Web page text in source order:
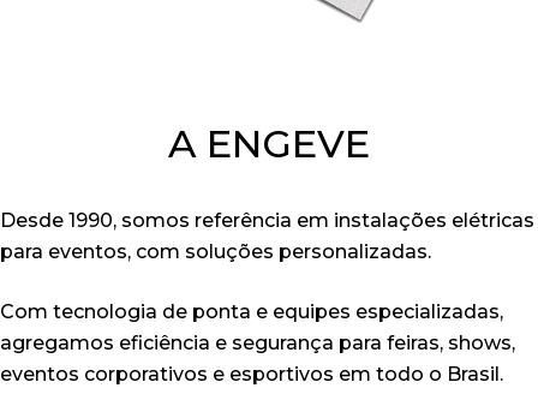
A ENGEVE
Desde 1990, somos referência em instalações elétricas
para eventos, com soluções personalizadas.
Com tecnologia de ponta e equipes especializadas,
agregamos eficiência e segurança para feiras, shows,
eventos corporativos e esportivos em todo o Brasil.